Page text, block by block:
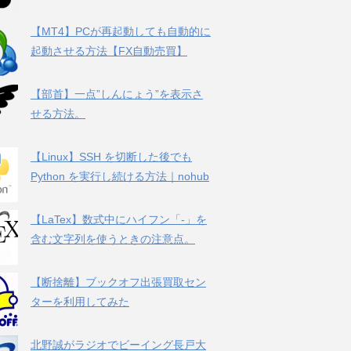
【MT4】PCが再起動しても自動的に
起動させる方法【FX自動売買】
【部首】一点”しんにょう”を表示さ
せる方法。
【Linux】SSH を切断した後でも
Python を実行し続ける方法｜nohub
【LaTex】数式中にハイフン「-」を
含む文字列を使うときの注意点。
【断捨離】ブックオフ出張買取セン
ターを利用してみた
北野誠がラジオでビーイング長戸大